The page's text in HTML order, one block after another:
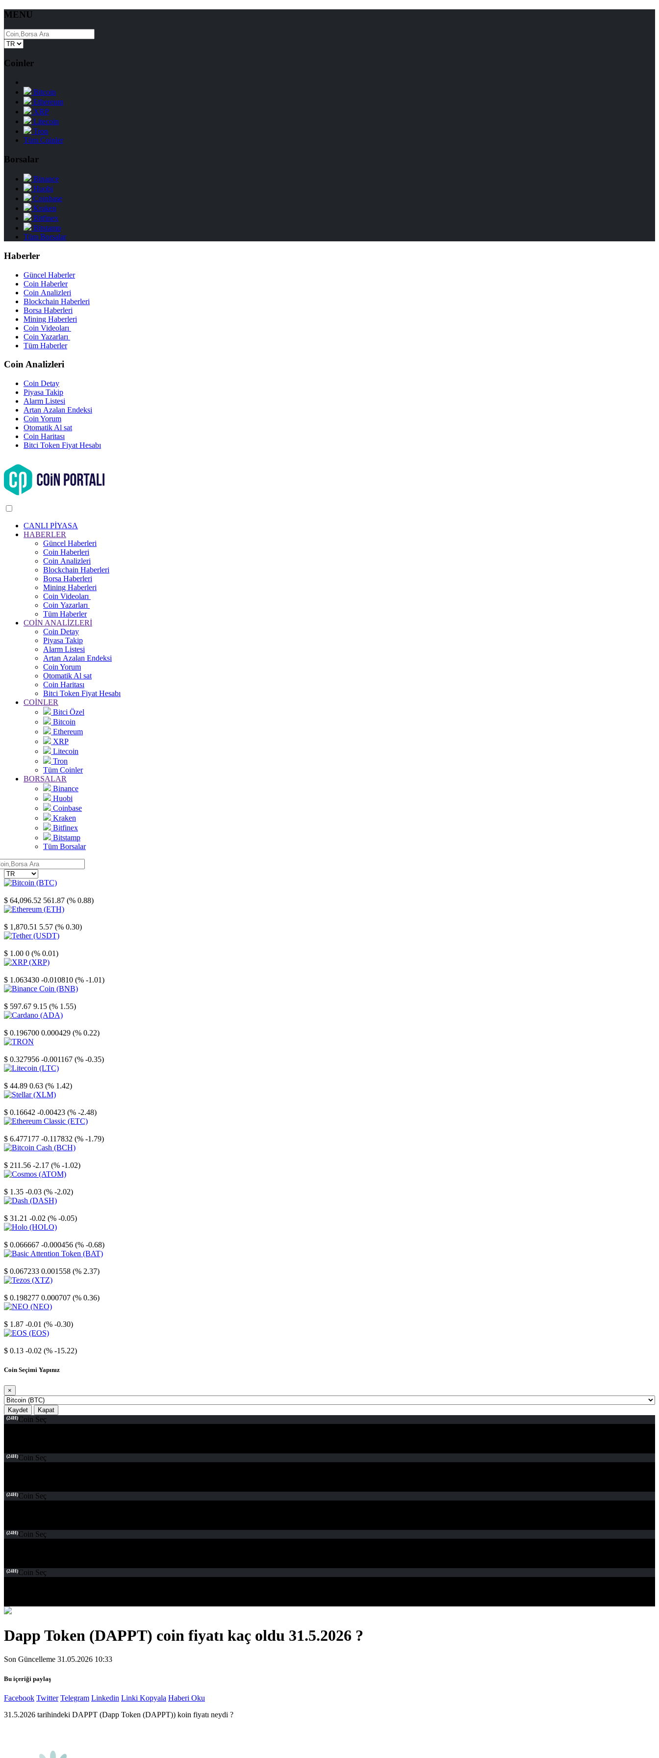
MENU
Coinler
Bitcoin
Ethereum
XRP
Litecoin
Tron
Tüm Coinler
Borsalar
Binance
Huobi
Coinbase
Kraken
Bitfinex
Bitstamp
Tüm Borsalar
Haberler
Güncel Haberler
Coin Haberler
Coin Analizleri
Blockchain Haberleri
Borsa Haberleri
Mining Haberleri
Coin Videoları
Coin Yazarları
Tüm Haberler
Coin Analizleri
Coin Detay
Piyasa Takip
Alarm Listesi
Artan Azalan Endeksi
Coin Yorum
Otomatik Al sat
Coin Haritası
Bitci Token Fiyat Hesabı
CANLI PİYASA
HABERLER
Güncel Haberleri
Coin Haberleri
Coin Analizleri
Blockchain Haberleri
Borsa Haberleri
Mining Haberleri
Coin Videoları
Coin Yazarları
Tüm Haberler
COİN ANALİZLERİ
Coin Detay
Piyasa Takip
Alarm Listesi
Artan Azalan Endeksi
Coin Yorum
Otomatik Al sat
Coin Haritası
Bitci Token Fiyat Hesabı
COİNLER
Bitci Özel
Bitcoin
Ethereum
XRP
Litecoin
Tron
Tüm Coinler
BORSALAR
Binance
Huobi
Coinbase
Kraken
Bitfinex
Bitstamp
Tüm Borsalar
$ 64,096.52 561.87 (% 0.88)
$ 1,870.51 5.57 (% 0.30)
$ 1.00 0 (% 0.01)
$ 1.063430 -0.010810 (% -1.01)
$ 597.67 9.15 (% 1.55)
$ 0.196700 0.000429 (% 0.22)
$ 0.327956 -0.001167 (% -0.35)
$ 44.89 0.63 (% 1.42)
$ 0.16642 -0.00423 (% -2.48)
$ 6.477177 -0.117832 (% -1.79)
$ 211.56 -2.17 (% -1.02)
$ 1.35 -0.03 (% -2.02)
$ 31.21 -0.02 (% -0.05)
$ 0.066667 -0.000456 (% -0.68)
$ 0.067233 0.001558 (% 2.37)
$ 0.198277 0.000707 (% 0.36)
$ 1.87 -0.01 (% -0.30)
$ 0.13 -0.02 (% -15.22)
Coin Seçimi Yapınız
×
Kaydet Kapat
(24H)Coin Seç
(24H)Coin Seç
(24H)Coin Seç
(24H)Coin Seç
(24H)Coin Seç
Dapp Token (DAPPT) coin fiyatı kaç oldu 31.5.2026 ?
Son Güncelleme 31.05.2026 10:33
Bu içeriği paylaş
Facebook Twitter Telegram Linkedin Linki Kopyala Haberi Oku
31.5.2026 tarihindeki DAPPT (Dapp Token (DAPPT)) koin fiyatı neydi ?